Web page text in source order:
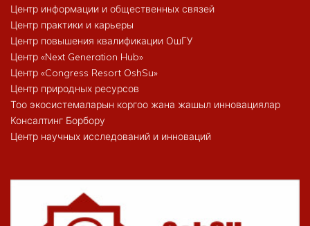
Центр информации и общественных связей
Центр практики и карьеры
Центр повышения квалификации ОшГУ
Центр «Next Generation Hub»
Центр «Congress Resort OshSu»
Центр природных ресурсов
Тоо экосистемаларын коргоо жана жашыл инновациялар
Консалтинг Борбору
Центр научных исследований и инноваций